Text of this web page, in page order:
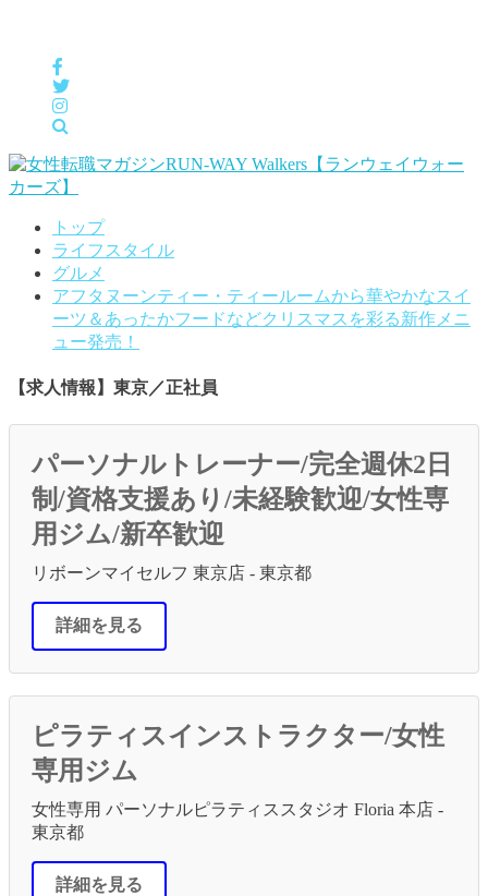
トップ
ライフスタイル
グルメ
アフタヌーンティー・ティールームから華やかなスイ
ーツ＆あったかフードなどクリスマスを彩る新作メニ
ュー発売！
【求人情報】東京／正社員
パーソナルトレーナー/完全週休2日
制/資格支援あり/未経験歓迎/女性専
用ジム/新卒歓迎
リボーンマイセルフ 東京店 - 東京都
詳細を見る
ピラティスインストラクター/女性
専用ジム
女性専用 パーソナルピラティススタジオ Floria 本店 -
東京都
詳細を見る